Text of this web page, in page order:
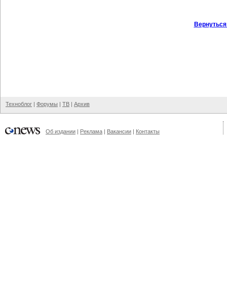
Техноблог | Форумы | ТВ | Архив
Об издании | Реклама | Вакансии | Контакты